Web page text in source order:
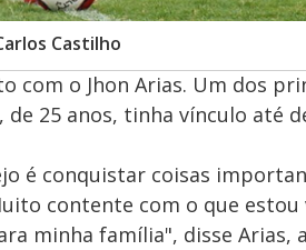
Castilho
com o Jhon Arias. Um dos
25 anos, tinha vínculo até
é conquistar coisas
contente com o que estou
minha família", disse Arias,